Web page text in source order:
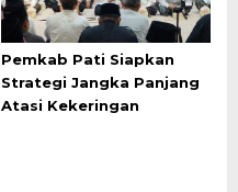
Pemkab Pati Siapkan
Strategi Jangka Panjang
Atasi Kekeringan